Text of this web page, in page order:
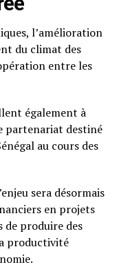
l’amélioration
du climat des
entre les
également à
partenariat destiné
au cours des
sera désormais
en projets
de produire des
productivité